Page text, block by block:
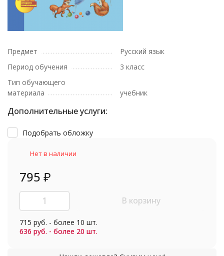
Предмет
Русский язык
Период обучения
3 класс
Тип обучающего
материала
учебник
Дополнительные услуги:
Подобрать обложку
Нет в наличии
795 ₽
В корзину
715 руб. - более 10 шт.
636 руб. - более 20 шт.